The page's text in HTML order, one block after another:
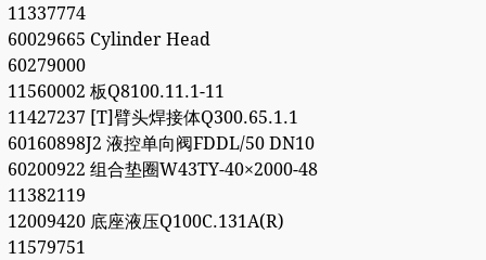
11337774
60029665 Cylinder Head
60279000
11560002 板Q8100.11.1-11
11427237 [T]臂头焊接体Q300.65.1.1
60160898J2 液控单向阀FDDL/50 DN10
60200922 组合垫圈W43TY-40×2000-48
11382119
12009420 底座液压Q100C.131A(R)
11579751